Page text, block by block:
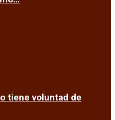
tiene voluntad de